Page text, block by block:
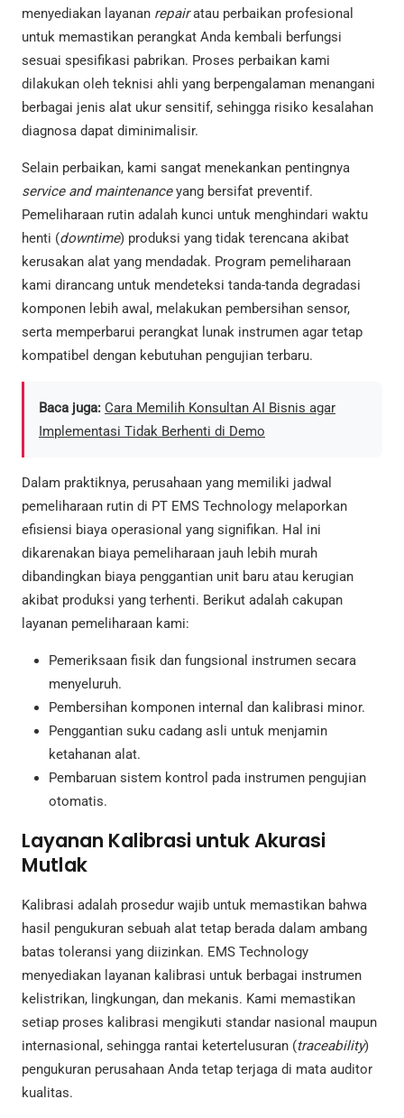
menyediakan layanan repairatau perbaikan profesional
untuk memastikan perangkat Anda kembali berfungsi
sesuai spesifikasi pabrikan. Proses perbaikan kami
dilakukan oleh teknisi ahli yang berpengalaman menangani
berbagai jenis alat ukur sensitif, sehingga risiko kesalahan
diagnosa dapat diminimalisir.
Selain perbaikan, kami sangat menekankan pentingnya
service and maintenanceyang bersifat preventif.
Pemeliharaan rutin adalah kunci untuk menghindari waktu
henti (downtime) produksi yang tidak terencana akibat
kerusakan alat yang mendadak. Program pemeliharaan
kami dirancang untuk mendeteksi tanda-tanda degradasi
komponen lebih awal, melakukan pembersihan sensor,
serta memperbarui perangkat lunak instrumen agar tetap
kompatibel dengan kebutuhan pengujian terbaru.
Baca juga: Cara Memilih Konsultan AI Bisnis agar
Implementasi Tidak Berhenti di Demo
Dalam praktiknya, perusahaan yang memiliki jadwal
pemeliharaan rutin di PT EMS Technology melaporkan
efisiensi biaya operasional yang signifikan. Hal ini
dikarenakan biaya pemeliharaan jauh lebih murah
dibandingkan biaya penggantian unit baru atau kerugian
akibat produksi yang terhenti. Berikut adalah cakupan
layanan pemeliharaan kami:
Pemeriksaan fisik dan fungsional instrumen secara
menyeluruh.
Pembersihan komponen internal dan kalibrasi minor.
Penggantian suku cadang asli untuk menjamin
ketahanan alat.
Pembaruan sistem kontrol pada instrumen pengujian
otomatis.
Layanan Kalibrasi untuk Akurasi
Mutlak
Kalibrasi adalah prosedur wajib untuk memastikan bahwa
hasil pengukuran sebuah alat tetap berada dalam ambang
batas toleransi yang diizinkan. EMS Technology
menyediakan layanan kalibrasi untuk berbagai instrumen
kelistrikan, lingkungan, dan mekanis. Kami memastikan
setiap proses kalibrasi mengikuti standar nasional maupun
internasional, sehingga rantai ketertelusuran (traceability)
pengukuran perusahaan Anda tetap terjaga di mata auditor
kualitas.